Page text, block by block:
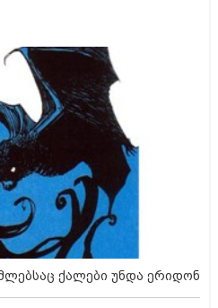
ქალები უნდა ერიდონ